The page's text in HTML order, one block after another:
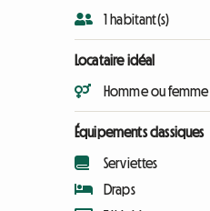
1 habitant(s)
Locataire idéal
Homme ou femme
Équipements classiques
Serviettes
Draps